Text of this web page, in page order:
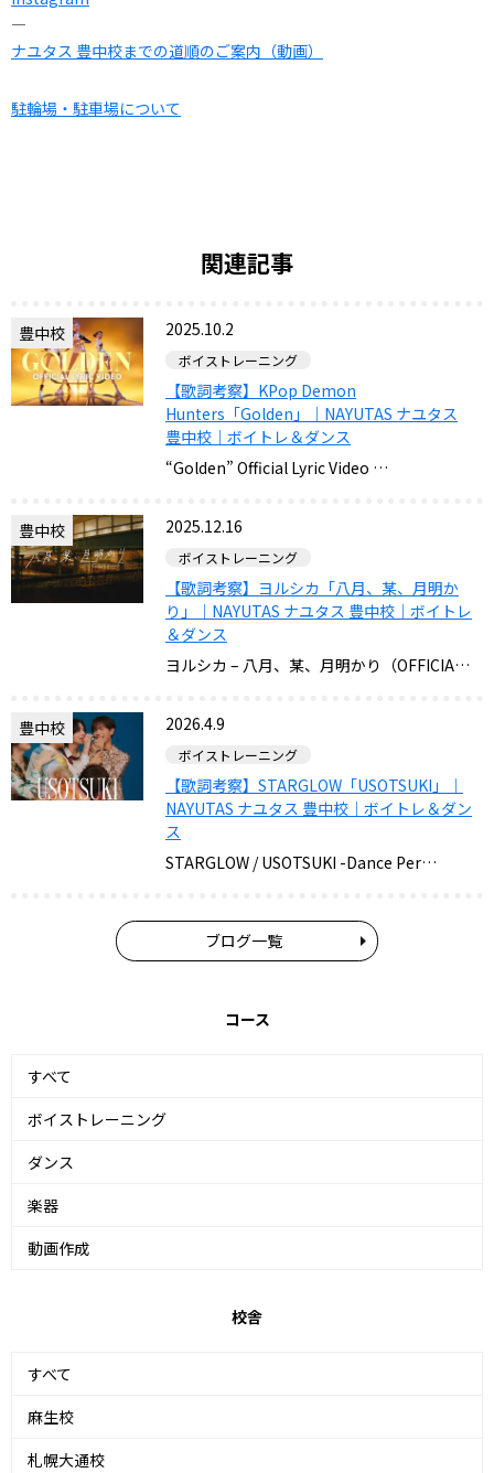
—
ナユタス 豊中校までの道順のご案内（動画）
駐輪場・駐車場について
関連記事
豊中校 2025.10.2
ボイストレーニング
【歌詞考察】KPop Demon
Hunters「Golden」｜NAYUTAS ナユタス
豊中校｜ボイトレ＆ダンス
“Golden” Official Lyric Video …
豊中校 2025.12.16
ボイストレーニング
【歌詞考察】ヨルシカ「八月、某、月明か
り」｜NAYUTAS ナユタス 豊中校｜ボイトレ
＆ダンス
ヨルシカ – 八月、某、月明かり（OFFICIA…
豊中校 2026.4.9
ボイストレーニング
【歌詞考察】STARGLOW「USOTSUKI」｜
NAYUTAS ナユタス 豊中校｜ボイトレ＆ダン
ス
STARGLOW / USOTSUKI -Dance Per…
ブログ一覧
コース
すべて
ボイストレーニング
ダンス
楽器
動画作成
校舎
すべて
麻生校
札幌大通校